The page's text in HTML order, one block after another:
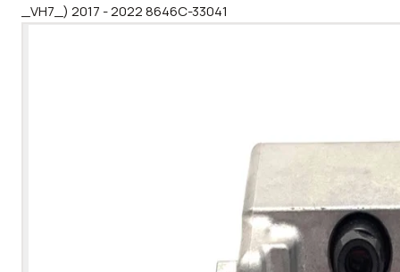
_VH7_) 2017 - 2022 8646C-33041